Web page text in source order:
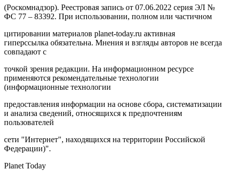
(Роскомнадзор). Реестровая запись от 07.06.2022 серия ЭЛ №
ФС 77 – 83392. При использовании, полном или частичном
цитировании материалов planet-today.ru активная
гиперссылка обязательна. Мнения и взгляды авторов не всегда
совпадают с
точкой зрения редакции. На информационном ресурсе
применяются рекомендательные технологии
(информационные технологии
предоставления информации на основе сбора, систематизации
и анализа сведений, относящихся к предпочтениям
пользователей
сети "Интернет", находящихся на территории Российской
Федерации)".
Planet Today